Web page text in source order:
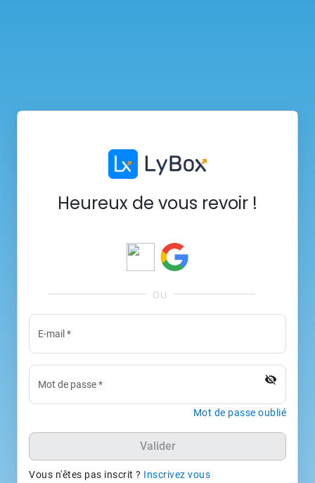
Heureux de vous revoir !
E-mail *
Mot de passe* visibility_off
Mot de passe oublié
Valider
Vous n'êtes pas inscrit ? Inscrivez vous